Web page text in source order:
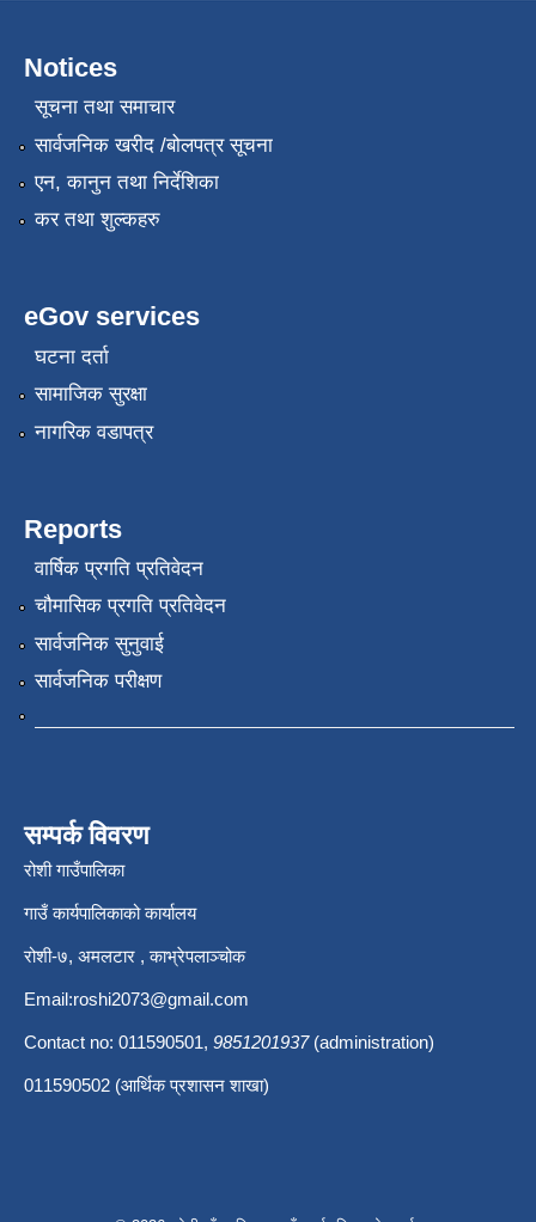
Notices
सूचना तथा समाचार
सार्वजनिक खरीद /बोलपत्र सूचना
एन, कानुन तथा निर्देशिका
कर तथा शुल्कहरु
eGov services
घटना दर्ता
सामाजिक सुरक्षा
नागरिक वडापत्र
Reports
वार्षिक प्रगति प्रतिवेदन
चौमासिक प्रगति प्रतिवेदन
सार्वजनिक सुनुवाई
सार्वजनिक परीक्षण
सम्पर्क विवरण
रोशी गाउँपालिका
गाउँ कार्यपालिकाको कार्यालय
रोशी-७, अमलटार , काभ्रेपलाञ्चोक
Email:roshi2073@gmail.com
Contact no: 011590501, 9851201937(administration)
011590502 (आर्थिक प्रशासन शाखा)